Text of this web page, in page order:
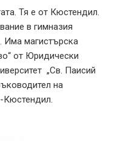
Тя е от Кюстендил.
в гимназия
Има магистърска
от Юридически
„Св. Паисий
на
Кюстендил.